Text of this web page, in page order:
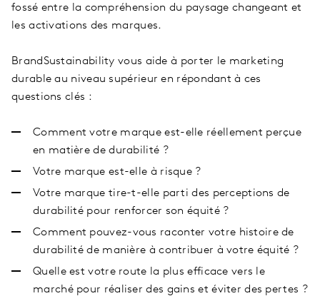
fossé entre la compréhension du paysage changeant et
les activations des marques.
BrandSustainability vous aide à porter le marketing
durable au niveau supérieur en répondant à ces
questions clés :
Comment votre marque est-elle réellement perçue
en matière de durabilité ?
Votre marque est-elle à risque ?
Votre marque tire-t-elle parti des perceptions de
durabilité pour renforcer son équité ?
Comment pouvez-vous raconter votre histoire de
durabilité de manière à contribuer à votre équité ?
Quelle est votre route la plus efficace vers le
marché pour réaliser des gains et éviter des pertes ?